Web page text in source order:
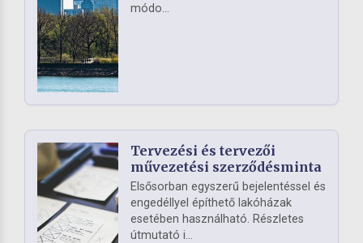
módo...
Tervezési és tervezői
művezetési szerződésminta
Elsősorban egyszerű bejelentéssel és
engedéllyel építhető lakóházak
esetében használható. Részletes
útmutató i...